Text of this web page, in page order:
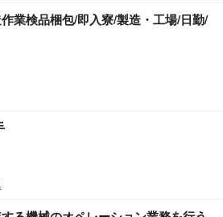
業検品梱包/即入寮/製造・工場/日勤/